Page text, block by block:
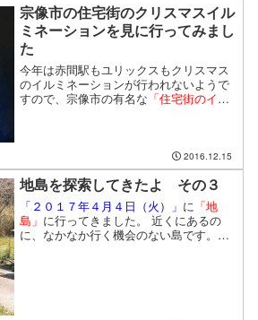
宗像市の住宅街のクリスマスイル
ミネーションを見に行ってみまし
た
今年は赤間駅もユリックスもクリスマス
のイルミネーションが行われないようで
すので、宗像市の有名な 「住宅街のイル
2016.12.15
地島を探索してきたよ その３
「２０１７年４月４日（火）」 に 「地
島」 に行ってきました。 近くにあるの
に、なかなか行く機会のない島です。今